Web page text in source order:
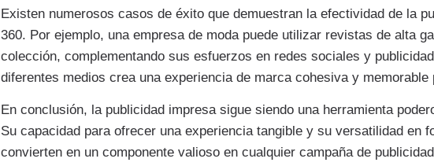
Existen numerosos casos de éxito que demuestran la efectividad de la
360. Por ejemplo, una empresa de moda puede utilizar revistas de alta
colección, complementando sus esfuerzos en redes sociales y
diferentes medios crea una experiencia de marca cohesiva y memorable
En conclusión, la publicidad impresa sigue siendo una herramienta
Su capacidad para ofrecer una experiencia tangible y su versatilidad en
convierten en un componente valioso en cualquier campaña de